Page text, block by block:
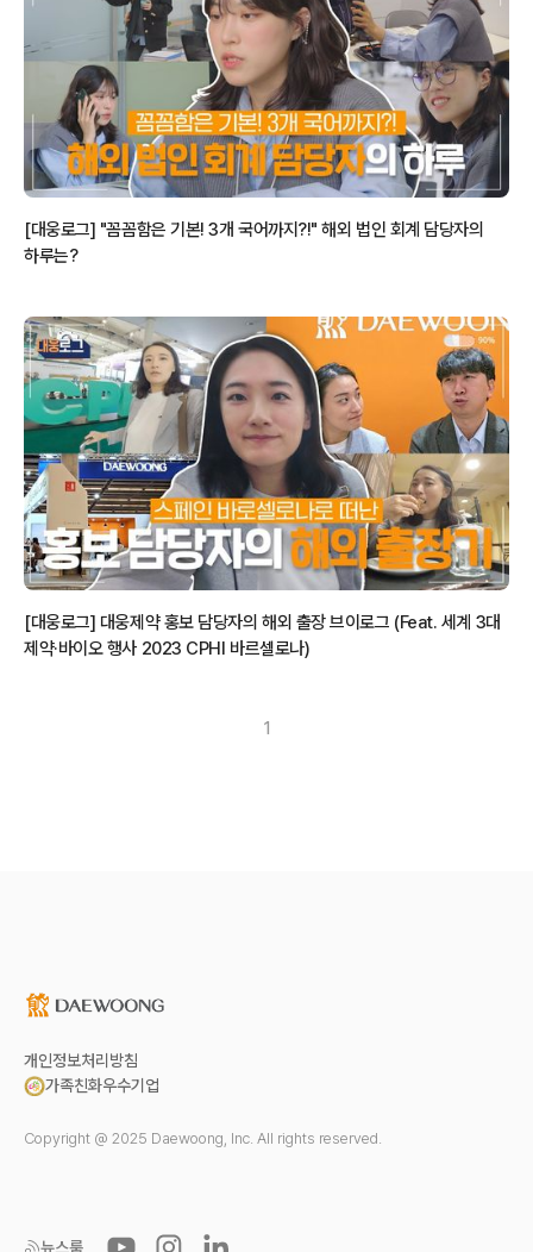
[대웅로그] "꼼꼼함은 기본! 3개 국어까지?!" 해외 법인 회계 담당자의
하루는?
[대웅로그] 대웅제약 홍보 담당자의 해외 출장 브이로그 (Feat. 세계 3대
제약·바이오 행사 2023 CPHI 바르셀로나)
1
개인정보처리방침
가족친화우수기업
Copyright @ 2025 Daewoong, Inc. All rights reserved.
뉴스룸